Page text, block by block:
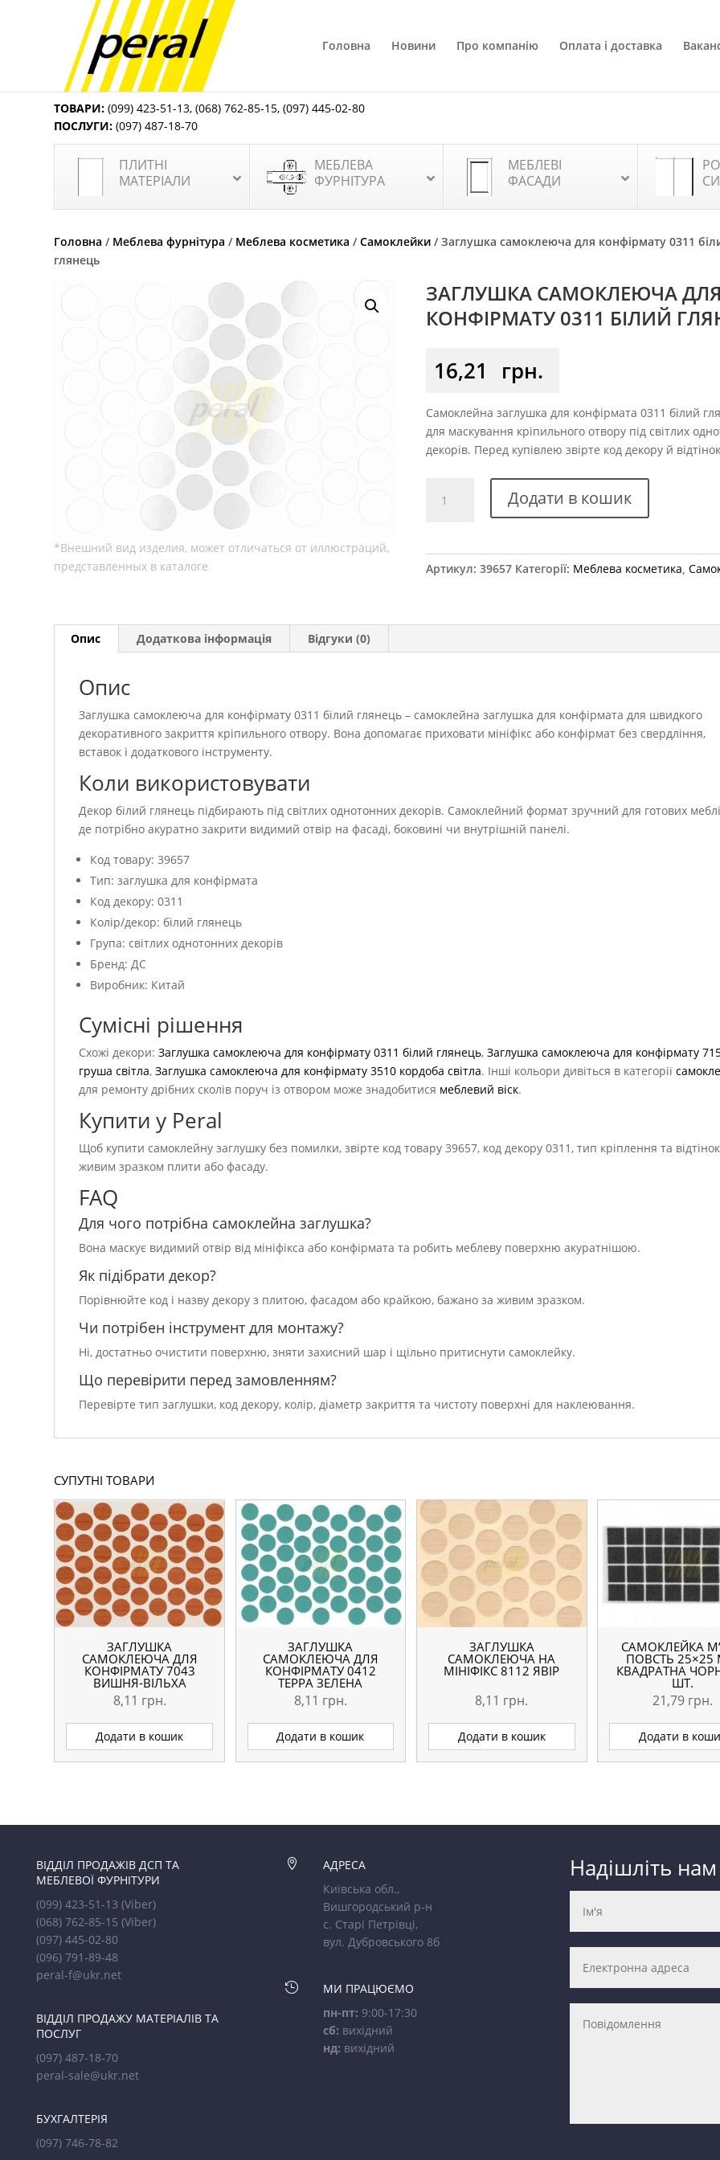
Головна Новини Про компанію Оплата і доставка
ТОВАРИ: (099) 423-51-13,(068) 762-85-15,(097) 445-02-80
ПОСЛУГИ: (097) 487-18-70
ПЛИТНІ
МАТЕРІАЛИ
МЕБЛЕВА
ФУРНІТУРА
МЕБЛЕВІ
ФАСАДИ
Головна / Меблева фурнітура / Меблева косметика /Самоклейки / Заглушка самоклеюча для конфірмату 0311
глянець
ЗАГЛУШКА САМОКЛЕЮЧА
КОНФІРМАТУ 0311 БІЛИЙ
16,21 грн.
Самоклейна заглушка для конфірмата 0311 білий
для маскування кріпильного отвору під світлих
декорів. Перед купівлею звірте код декору й
самоклеюча
білий
Додати в кошик
Артикул:39657 Категорії: Меблева косметика,
Опис Додаткова інформація Відгуки (0)
Опис
Заглушка самоклеюча для конфірмату 0311 білий глянець – самоклейна заглушка для конфірмата для швидкого
декоративного закриття кріпильного отвору. Вона допомагає приховати мініфікс або конфірмат без свердління,
вставок і додаткового інструменту.
Коли використовувати
Декор білий глянець підбирають під світлих однотонних декорів. Самоклейний формат зручний для готових
де потрібно акуратно закрити видимий отвір на фасаді, боковині чи внутрішній панелі.
Код товару: 39657
Тип: заглушка для конфірмата
Код декору: 0311
Колір/декор: білий глянець
Група: світлих однотонних декорів
Бренд: ДС
Виробник: Китай
Сумісні рішення
Схожі декори:Заглушка самоклеюча для конфірмату 0311 білий глянець,Заглушка самоклеюча для конфірмату
груша світла,Заглушка самоклеюча для конфірмату 3510 кордоба світла. Інші кольори дивіться в категорії
для ремонту дрібних сколів поруч із отвором може знадобитися меблевий віск.
Купити у Peral
Щоб купити самоклейну заглушку без помилки, звірте код товару 39657, код декору 0311, тип кріплення та відтінок
живим зразком плити або фасаду.
FAQ
Для чого потрібна самоклейна заглушка?
Вона маскує видимий отвір від мініфікса або конфірмата та робить меблеву поверхню акуратнішою.
Як підібрати декор?
Порівнюйте код і назву декору з плитою, фасадом або крайкою, бажано за живим зразком.
Чи потрібен інструмент для монтажу?
Ні, достатньо очистити поверхню, зняти захисний шар і щільно притиснути самоклейку.
Що перевірити перед замовленням?
Перевірте тип заглушки, код декору, колір, діаметр закриття та чистоту поверхні для наклеювання.
СУПУТНІ ТОВАРИ
ЗАГЛУШКА
САМОКЛЕЮЧА ДЛЯ
КОНФІРМАТУ 7043
ВИШНЯ-ВІЛЬХА
8,11 грн.
Додати в кошик
ЗАГЛУШКА
САМОКЛЕЮЧА ДЛЯ
КОНФІРМАТУ 0412
ТЕРРА ЗЕЛЕНА
8,11 грн.
Додати в кошик
ЗАГЛУШКА
САМОКЛЕЮЧА НА
МІНІФІКС 8112 ЯВІР
8,11 грн.
Додати в кошик
САМОКЛЕЙКА
ПОВСТЬ
КВАДРАТНА
ШТ.
21,79 грн.
Додати в
ВІДДІЛ ПРОДАЖІВ ДСП ТА
МЕБЛЕВОЇ ФУРНІТУРИ
(099) 423-51-13(Viber)
(068) 762-85-15(Viber)
(097) 445-02-80
(096) 791-89-48
peral-f@ukr.net
ВІДДІЛ ПРОДАЖУ МАТЕРІАЛІВ ТА
ПОСЛУГ
(097) 487-18-70
peral-sale@ukr.net
БУХГАЛТЕРІЯ
(097) 746-78-82

АДРЕСА
Київська обл.,
Вишгородський р-н
с. Старі Петрівці,
вул. Дубровського 8б

МИ ПРАЦЮЄМО
пн-пт: 9:00-17:30
сб: вихідний
нд: вихідний
Надішліть